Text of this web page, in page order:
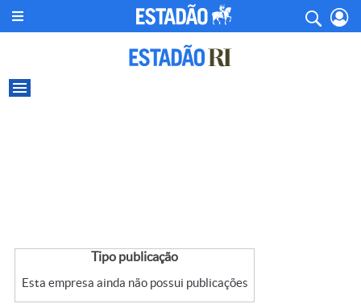
Tipo publicação
Esta empresa ainda não possui publicações